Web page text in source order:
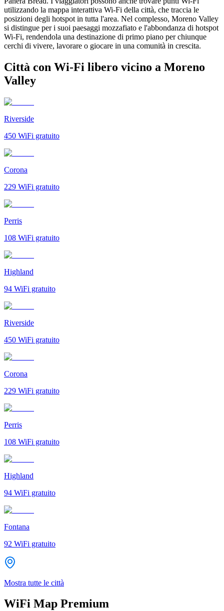
utilizzando la mappa interattiva Wi-Fi della città, che traccia le
posizioni degli hotspot in tutta l'area. Nel complesso, Moreno Valley
si distingue per i suoi paesaggi mozzafiato e l'abbondanza di hotspot
Wi-Fi, rendendola una destinazione di primo piano per chiunque
cerchi di vivere, lavorare o giocare in una comunità in crescita.
Città con Wi-Fi libero vicino a Moreno
Valley
Riverside
450 WiFi gratuito
Corona
229 WiFi gratuito
Perris
108 WiFi gratuito
Highland
94 WiFi gratuito
Riverside
450 WiFi gratuito
Corona
229 WiFi gratuito
Perris
108 WiFi gratuito
Highland
94 WiFi gratuito
Fontana
92 WiFi gratuito
Mostra tutte le città
WiFi Map Premium